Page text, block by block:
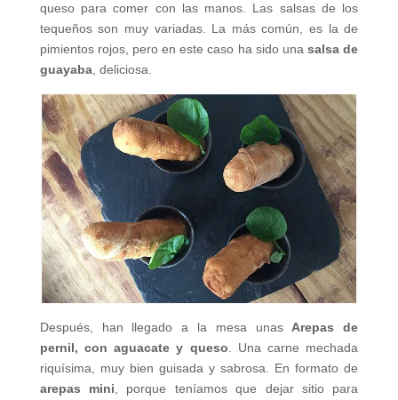
queso para comer con las manos. Las salsas de los
tequeños son muy variadas. La más común, es la de
pimientos rojos, pero en este caso ha sido unasalsa de
guayaba, deliciosa.
Después, han llegado a la mesa unas Arepas de
pernil, con aguacate y queso . Una carne mechada
riquísima, muy bien guisada y sabrosa. En formato de
arepas mini , porque teníamos que dejar sitio para